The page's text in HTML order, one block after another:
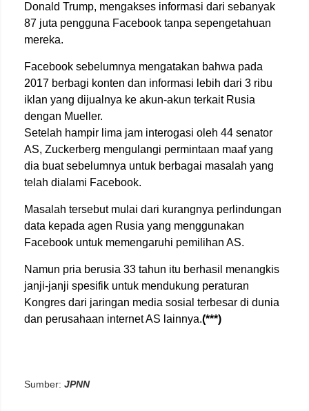
Donald Trump, mengakses informasi dari sebanyak
87 juta pengguna Facebook tanpa sepengetahuan
mereka.
Facebook sebelumnya mengatakan bahwa pada
2017 berbagi konten dan informasi lebih dari 3 ribu
iklan yang dijualnya ke akun-akun terkait Rusia
dengan Mueller.
Setelah hampir lima jam interogasi oleh 44 senator
AS, Zuckerberg mengulangi permintaan maaf yang
dia buat sebelumnya untuk berbagai masalah yang
telah dialami Facebook.
Masalah tersebut mulai dari kurangnya perlindungan
data kepada agen Rusia yang menggunakan
Facebook untuk memengaruhi pemilihan AS.
Namun pria berusia 33 tahun itu berhasil menangkis
janji-janji spesifik untuk mendukung peraturan
Kongres dari jaringan media sosial terbesar di dunia
dan perusahaan internet AS lainnya.(***)
Sumber: JPNN